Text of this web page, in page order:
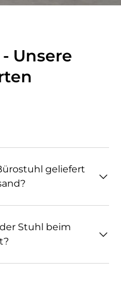
Unsere
geliefert
Stuhl beim